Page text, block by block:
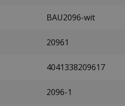
BAU2096-wit
20961
4041338209617
2096-1